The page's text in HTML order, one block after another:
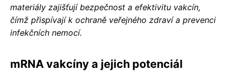
materiály zajišťují bezpečnost a efektivitu vakcín,
čímž přispívají k ochraně veřejného zdraví a prevenci
infekčních nemocí.
mRNA vakcíny a jejich potenciál